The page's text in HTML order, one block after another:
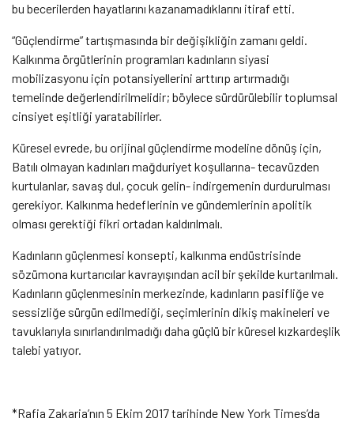
bu becerilerden hayatlarını kazanamadıklarını itiraf etti.
“Güçlendirme” tartışmasında bir değişikliğin zamanı geldi.
Kalkınma örgütlerinin programları kadınların siyasi
mobilizasyonu için potansiyellerini arttırıp artırmadığı
temelinde değerlendirilmelidir; böylece sürdürülebilir toplumsal
cinsiyet eşitliği yaratabilirler.
Küresel evrede, bu orijinal güçlendirme modeline dönüş için,
Batılı olmayan kadınları mağduriyet koşullarına- tecavüzden
kurtulanlar, savaş dul, çocuk gelin- indirgemenin durdurulması
gerekiyor. Kalkınma hedeflerinin ve gündemlerinin apolitik
olması gerektiği fikri ortadan kaldırılmalı.
Kadınların güçlenmesi konsepti, kalkınma endüstrisinde
sözümona kurtarıcılar kavrayışından acil bir şekilde kurtarılmalı.
Kadınların güçlenmesinin merkezinde, kadınların pasifliğe ve
sessizliğe sürgün edilmediği, seçimlerinin dikiş makineleri ve
tavuklarıyla sınırlandırılmadığı daha güçlü bir küresel kızkardeşlik
talebi yatıyor.
*Rafia Zakaria’nın 5 Ekim 2017 tarihinde New York Times’da